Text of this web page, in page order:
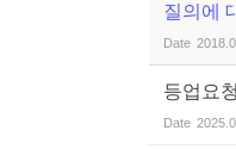
질의에
Date
등업요
Date